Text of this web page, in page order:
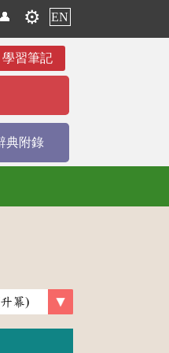
👤 ⚙️ EN
學習筆記
典附錄